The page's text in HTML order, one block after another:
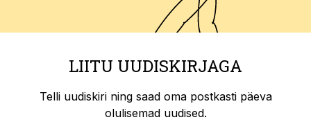
LIITU UUDISKIRJAGA
Telli uudiskiri ning saad oma postkasti päeva
olulisemad uudised.